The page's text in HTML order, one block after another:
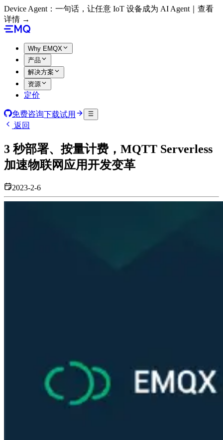
Device Agent：一句话，让任意 IoT 设备成为 AI Agent｜查看
详情 →
Why EMQX
产品
解决方案
资源
定价
免费咨询下载试用
返回
3 秒部署、按量计费，MQTT Serverless
加速物联网应用开发变革
2023-2-6